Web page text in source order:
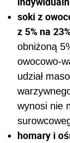
soki z
z 5% na
obniżoną
owocowo-
udział
wynosi nie
homary i